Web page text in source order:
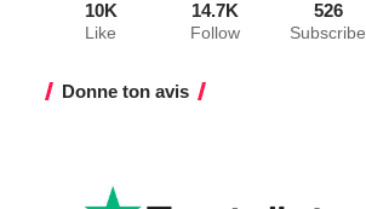
10K
Like
14.7K
Follow
526
Subscribe
Donne ton avis